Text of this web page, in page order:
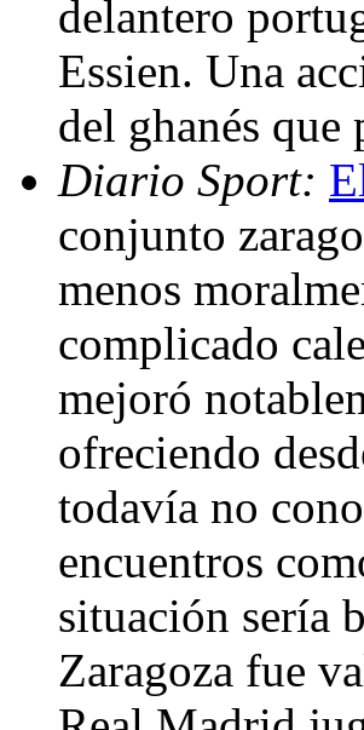
delantero
Essien. Una
del ghanés
Diario Sport:
conjunto
menos
complicado
mejoró
ofreciendo
todavía no
encuentros
situación sería
Zaragoza fue